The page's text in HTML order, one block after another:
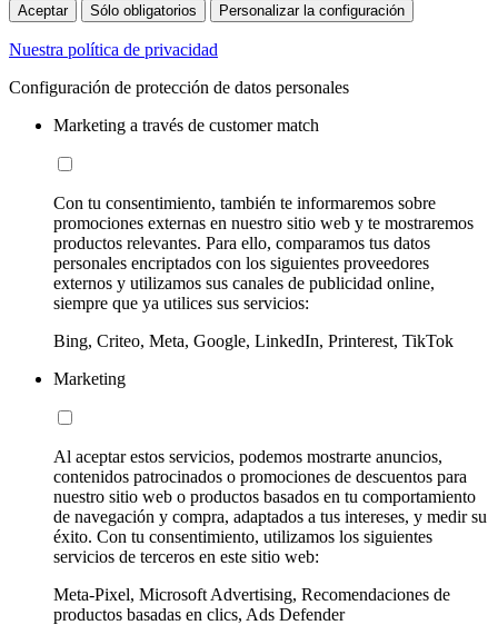
Aceptar Sólo obligatorios Personalizar la configuración
Nuestra política de privacidad
Configuración de protección de datos personales
Marketing a través de customer match
Con tu consentimiento, también te informaremos sobre
promociones externas en nuestro sitio web y te mostraremos
productos relevantes. Para ello, comparamos tus datos
personales encriptados con los siguientes proveedores
externos y utilizamos sus canales de publicidad online,
siempre que ya utilices sus servicios:
Bing, Criteo, Meta, Google, LinkedIn, Printerest, TikTok
Marketing
Al aceptar estos servicios, podemos mostrarte anuncios,
contenidos patrocinados o promociones de descuentos para
nuestro sitio web o productos basados en tu comportamiento
de navegación y compra, adaptados a tus intereses, y medir su
éxito. Con tu consentimiento, utilizamos los siguientes
servicios de terceros en este sitio web:
Meta-Pixel, Microsoft Advertising, Recomendaciones de
productos basadas en clics, Ads Defender